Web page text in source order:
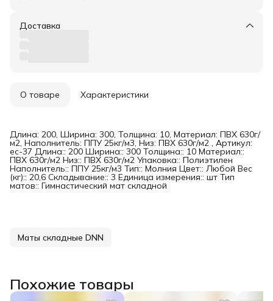
Доставка
О товаре Характеристики
Длина: 200, Ширина: 300, Толщина: 10, Материал: ПВХ 630г/
м2, Наполнитель: ППУ 25кг/м3, Низ: ПВХ 630г/м2 , Артикул:
ес-37 Длина:: 200 Ширина:: 300 Толщина:: 10 Материал::
ПВХ 630г/м2 Низ:: ПВХ 630г/м2 Упаковка:: Полиэтилен
Наполнитель:: ППУ 25кг/м3 Тип:: Молния Цвет:: Любой Вес
(кг):: 20,6 Складывание:: 3 Единица измерения:: шт Тип
матов:: Гимнастический мат складной
Маты складные DNN
Похожие товары